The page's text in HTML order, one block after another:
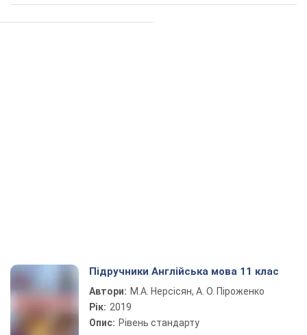
Підручники Англійська мова 11 клас
Автори: М.А. Нерсісян, А. О. Піроженко
Рік: 2019
Опис: Рівень стандарту